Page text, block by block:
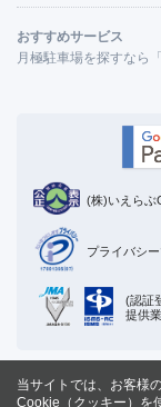
おすすめサービス
月極駐車場を探すなら
(株)いえらぶ
プライバシ
(認証
提供
当サイトでは、お客様
Cookie（クッキー）を